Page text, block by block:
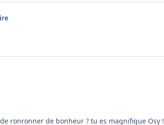
ronronner de bonheur ? tu es magnifique Osy !